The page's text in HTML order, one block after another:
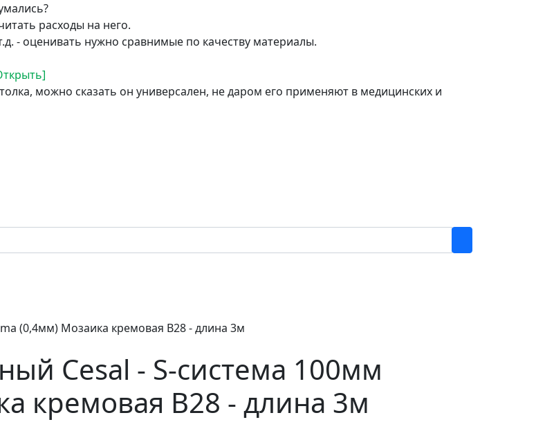
расходы на него.
- оценивать нужно сравнимые по качеству материалы.
можно сказать он универсален, не даром его применяют в медицинских и
(0,4мм) Мозаика кремовая В28 - длина 3м
Cesal - S-система 100мм
кремовая В28 - длина 3м